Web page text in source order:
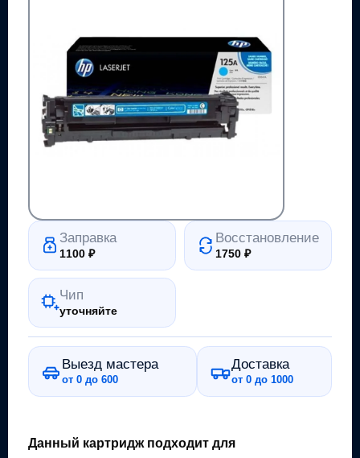
Заправка
1100₽
Восстановление
1750₽
Чип
уточняйте
Выезд мастера
от 0 до 600
Доставка
от 0 до 1000
Данный картридж подходит для